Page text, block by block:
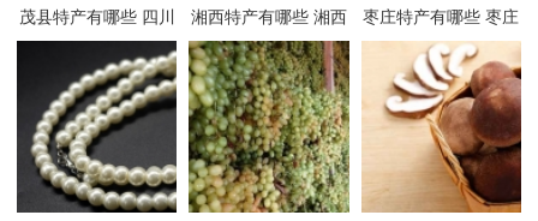
茂县特产有哪些 四川
茂县有哪些特产
湘西特产有哪些 湘西
有哪些特产
枣庄特产有哪些 枣庄
有哪些特产